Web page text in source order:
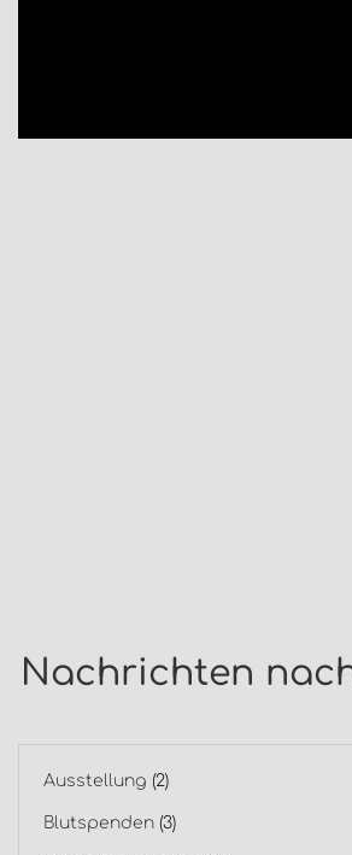
Nachrichten
Ausstellung (2)
Blutspenden (3)